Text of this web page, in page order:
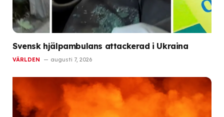
Svensk hjälpambulans attackerad i Ukraina
VÄRLDEN augusti 7, 2026